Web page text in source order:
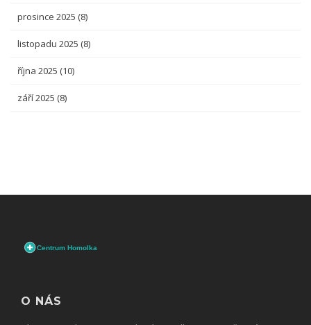
prosince 2025 (8)
listopadu 2025 (8)
října 2025 (10)
září 2025 (8)
O NÁS